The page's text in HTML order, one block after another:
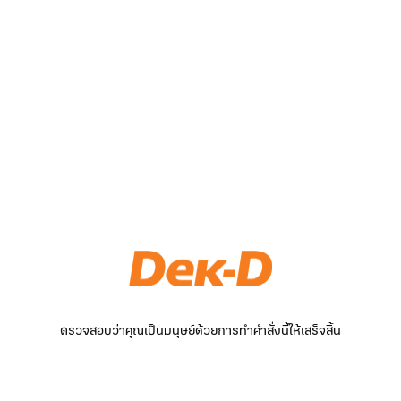
ตรวจสอบว่าคุณเป็นมนุษย์ด้วยการทำคำสั่งนี้ให้เสร็จสิ้น